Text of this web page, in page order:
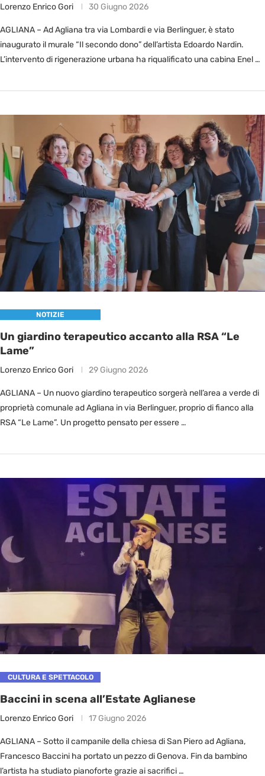
Lorenzo Enrico Gori 30 Giugno 2026
AGLIANA – Ad Agliana tra via Lombardi e via Berlinguer, è stato
inaugurato il murale “Il secondo dono” dell’artista Edoardo Nardin.
L’intervento di rigenerazione urbana ha riqualificato una cabina Enel …
NOTIZIE
Un giardino terapeutico accanto alla RSA “Le
Lame”
Lorenzo Enrico Gori 29 Giugno 2026
AGLIANA – Un nuovo giardino terapeutico sorgerà nell’area a verde di
proprietà comunale ad Agliana in via Berlinguer, proprio di fianco alla
RSA “Le Lame”. Un progetto pensato per essere …
CULTURA E SPETTACOLO
Baccini in scena all’Estate Aglianese
Lorenzo Enrico Gori 17 Giugno 2026
AGLIANA – Sotto il campanile della chiesa di San Piero ad Agliana,
Francesco Baccini ha portato un pezzo di Genova. Fin da bambino
l’artista ha studiato pianoforte grazie ai sacrifici …